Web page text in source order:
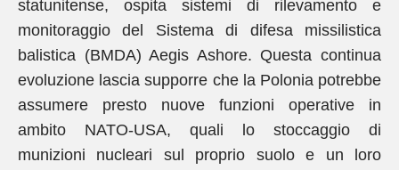
statunitense, ospita sistemi di rilevamento e
monitoraggio del Sistema di difesa missilistica
balistica (BMDA) Aegis Ashore. Questa continua
evoluzione lascia supporre che la Polonia potrebbe
assumere presto nuove funzioni operative in
ambito NATO-USA, quali lo stoccaggio di
munizioni nucleari sul proprio suolo e un loro